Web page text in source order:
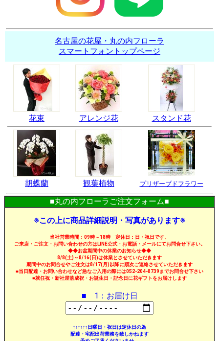
名古屋の花屋・丸の内フローラ
スマートフォントップページ
花束 アレンジ花 スタンド花
胡蝶蘭 観葉植物 プリザーブドフラワー
■丸の内フローラご注文フォーム■
※この上に商品詳細説明・写真があります※
当社営業時間：09時～18時 定休日：日・祝日です。
ご来店・ご注文・お問い合わせの方はLINE公式・お電話・メールにてお問合せ下さい。
◆◆お盆期間中の休業のお知らせ◆◆
8/8(土)～8/16(日)は休業とさせていただきます
期間中のお問合せやご注文は8/17(月)以降に順次ご連絡させていただきます
■当日配達・お問い合わせなど急なご入用の際には052-204-8739までお問合せ下さい
■就任祝・新社屋落成祝・お誕生日・記念日に花ギフトをお届けします
■ 1：お届け日
↑↑↑↑↑↑日曜日・祝日は定休日の為
配達・宅配出荷業務を致しかねます